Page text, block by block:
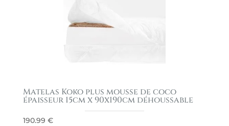
Matelas Koko plus mousse de coco
épaisseur 15cm x 90x190cm déhoussable
190.99 €